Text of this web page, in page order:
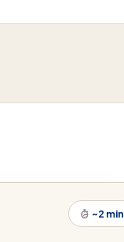
~2 min